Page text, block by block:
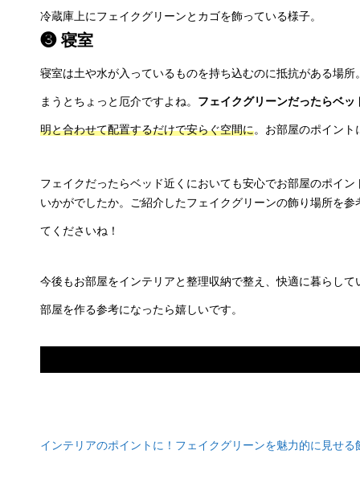
冷蔵庫上にフェイクグリーンとカゴを飾っている様子。
❸ 寝室
寝室は土や水が入っているものを持ち込むのに抵抗がある場
まうとちょっと厄介ですよね。 フェイクグリーンだったらベ
明と合わせて配置するだけで安らぐ空間に。お部屋のポイン
フェイクだったらベッド近くにおいても安心でお部屋のポイン
いかがでしたか。ご紹介したフェイクグリーンの飾り場所を
てくださいね！
今後もお部屋をインテリアと整理収納で整え、快適に暮らし
部屋を作る参考になったら嬉しいです。
インテリアのポイントに！フェイクグリーンを魅力的に見せる